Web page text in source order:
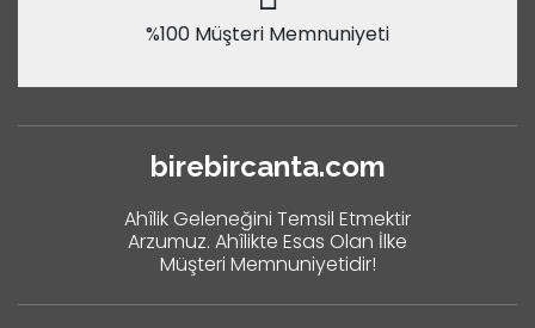
%100 Müşteri Memnuniyeti
birebircanta.com
Ahîlik Geleneğini Temsil Etmektir
Arzumuz. Ahîlikte Esas Olan İlke
Müşteri Memnuniyetidir!